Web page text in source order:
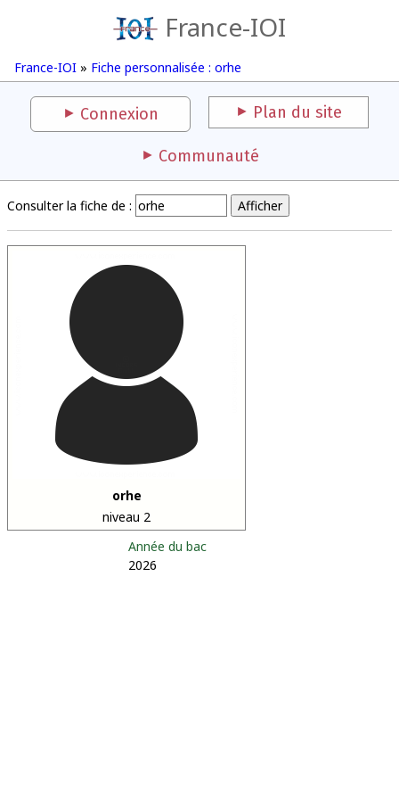
France-IOI
France-IOI » Fiche personnalisée : orhe
Connexion Plan du site
Communauté
Consulter la fiche de :
orhe
niveau 2
Année du bac
2026